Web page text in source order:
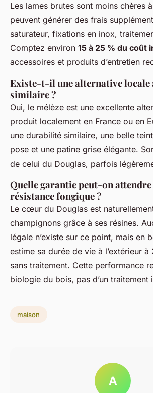
Les lames brutes sont moins chères
peuvent générer des frais
saturateur, fixations en inox,
Comptez environ 15 à 25 % du coût
accessoires et produits d’entretien
Existe-t-il une alternative locale
similaire ?
Oui, le mélèze est une excellente
produit localement en France ou en
une durabilité similaire, une belle
pose et une patine grise élégante.
de celui du Douglas, parfois
Quelle garantie peut-on
résistance fongique ?
Le cœur du Douglas est
champignons grâce à ses résines.
légale n’existe sur ce point, mais en
estime sa durée de vie à l’extérieur à
sans traitement. Cette performance
biologie du bois, pas d’un traitement
maison
A